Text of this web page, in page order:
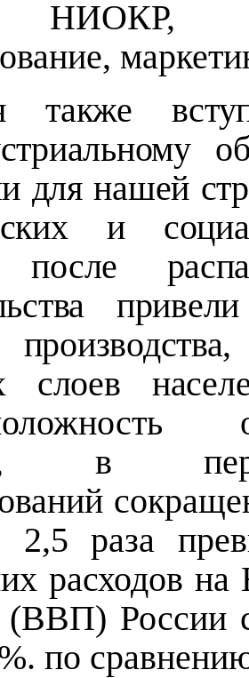
НИОКР,
также
для нашей
и
после
слоев
в
2,5 раза
расходов
(ВВП) России
по